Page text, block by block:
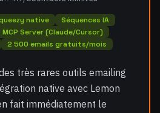
native
Séquences IA
MCP Server (Claude/Cursor)
2 500 emails gratuits/mois
très rares outils emailing
native avec Lemon
fait immédiatement le